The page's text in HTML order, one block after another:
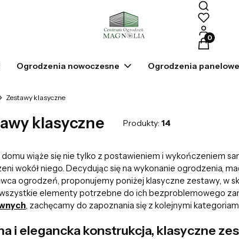
Produkty
Ogrodzenia nowoczesne Ogrodzenia panelowe
Zestawy klasyczne
klasyczne Produkty: 14
wiąże się nie tylko z postawieniem i wykończeniem
wokół niego. Decydując się na wykonanie ogrodzenia,
ogrodzeń, proponujemy poniżej klasyczne zestawy, w
elementy potrzebne do ich bezproblemowego
, zachęcamy do zapoznania się z kolejnymi
i elegancka konstrukcja, klasyczne